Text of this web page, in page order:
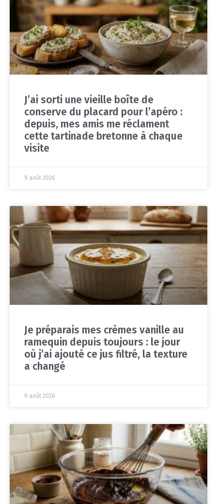
J’ai sorti une vieille boîte de
conserve du placard pour l’apéro :
depuis, mes amis me réclament
cette tartinade bretonne à chaque
visite
9 août 2026
Je préparais mes crèmes vanille au
ramequin depuis toujours : le jour
où j’ai ajouté ce jus filtré, la texture
a changé
9 août 2026